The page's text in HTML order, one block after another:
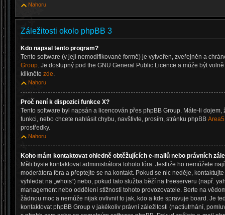
Nahoru
Záležitosti okolo phpBB 3
Kdo napsal tento program?
Tento software (v její nemodifikované formě) je vytvořen, zveřejněn a
Group. Je dostupný pod the GNU General Public Licence a může být
klikněte zde.
Nahoru
Proč není k dispozici funkce X?
Tento software byl napsán a licencován přes phpBB Group. Máte-li
funkci, nebo chcete nahlásit chybu, navštivte, prosím, stránku phpBB
prostředky.
Nahoru
Koho mám kontaktovat ohledně obtěžujících e-mailů nebo právních
Měli byste kontaktovat administrátora tohoto fóra. Jestliže ho nemůžete
moderátora fóra a přeptejte se na kontakt. Pokud se nic neděje,
vyhledat na „whois“) nebo, pokud tato služba běží na freeserveru (např.
management nebo oddělení stížností tohoto provozovatele. Berte na
žádnou moc a nemůže nijak ovlivnit to jak, kdo a kde spravuje board. Je
kontaktovat phpBB Group v jakékoliv právní záležitosti (nactiutrhání,